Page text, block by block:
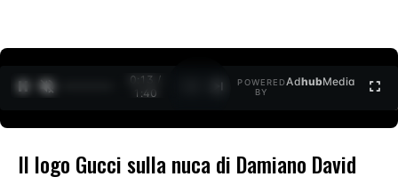
0:15 /
1:40
POWERED
BY
AdhubMedia
Il logo Gucci sulla nuca di Damiano David